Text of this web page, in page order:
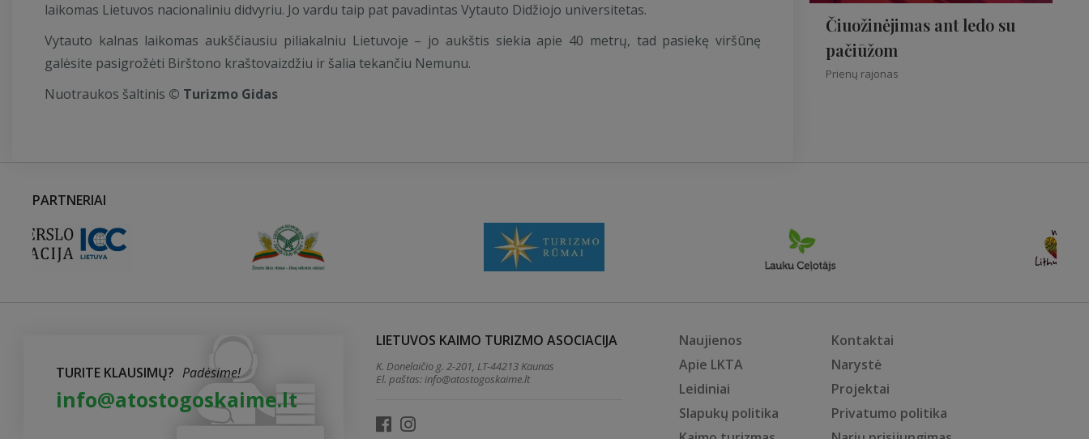
laikomas Lietuvos nacionaliniu didvyriu. Jo vardu taip pat pavadintas Vytauto Didžiojo universitetas.
Vytauto kalnas laikomas aukščiausiu piliakalniu Lietuvoje – jo aukštis siekia apie 40 metrų, tad pasiekę viršūnę
galėsite pasigrožėti Birštono kraštovaizdžiu ir šalia tekančiu Nemunu.
Nuotraukos šaltinis © Turizmo Gidas
Čiuožinėjimas ant ledo su
pačiūžom
Prienų rajonas
PARTNERIAI
TURITE KLAUSIMŲ? Padėsime!
info@atostogoskaime.lt
LIETUVOS KAIMO TURIZMO ASOCIACIJA
K. Donelaičio g. 2-201, LT-44213 Kaunas
El. paštas:info@atostogoskaime.lt
Naujienos
Kontaktai
Apie LKTA
Narystė
Leidiniai
Projektai
Slapukų politika
Privatumo politika